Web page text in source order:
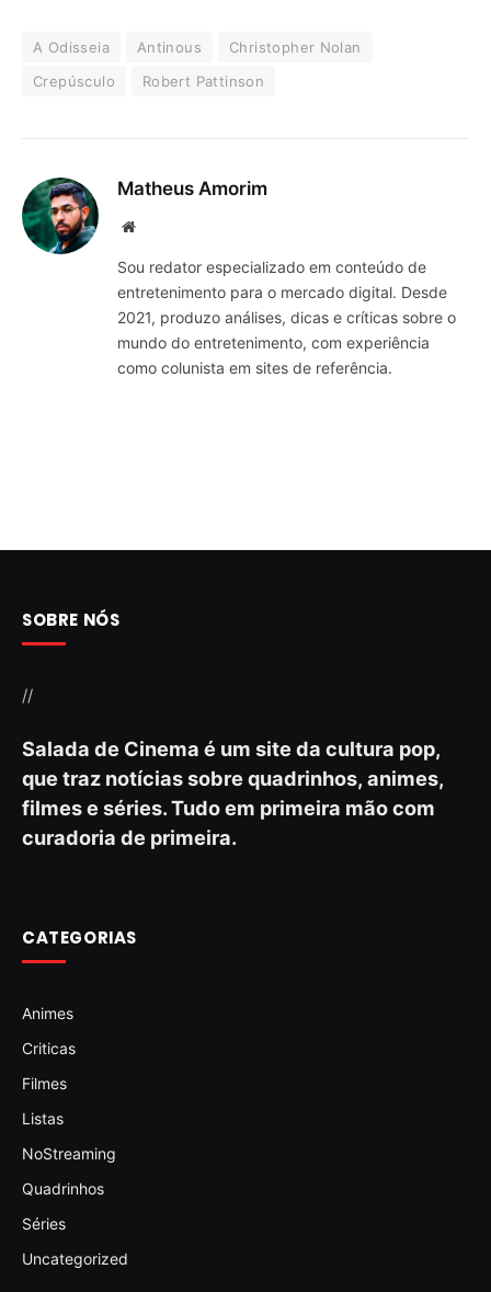
A Odisseia Antinous
Christopher Nolan
Crepúsculo
Robert Pattinson
Matheus Amorim
Website
Sou redator especializado em conteúdo de
entretenimento para o mercado digital. Desde
2021, produzo análises, dicas e críticas sobre o
mundo do entretenimento, com experiência
como colunista em sites de referência.
SOBRE NÓS
//
Salada de Cinema é um site da cultura pop,
que traz notícias sobre quadrinhos, animes,
filmes e séries. Tudo em primeira mão com
curadoria de primeira.
CATEGORIAS
Animes
Criticas
Filmes
Listas
NoStreaming
Quadrinhos
Séries
Uncategorized